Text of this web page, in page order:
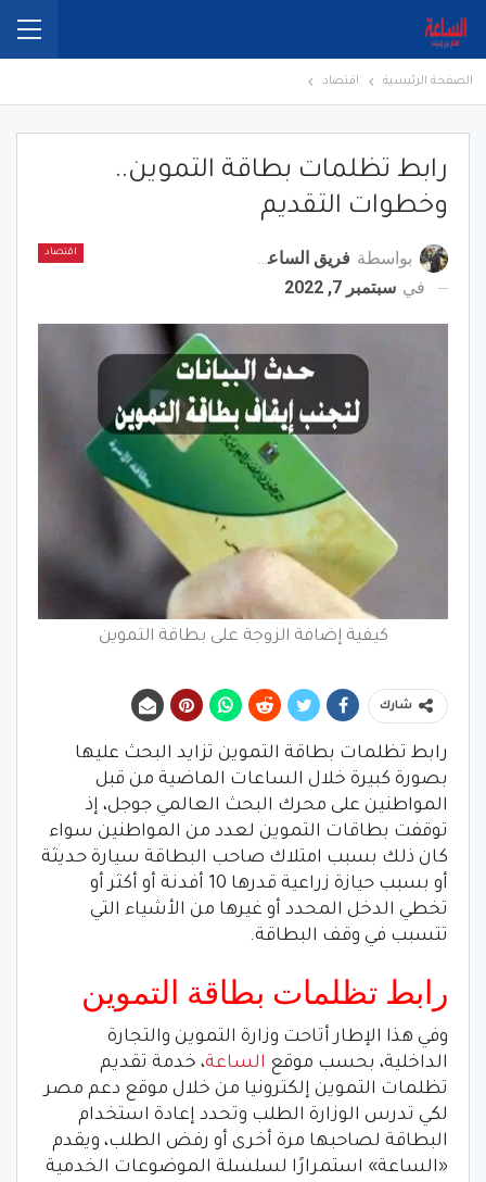
الصفحة الرئيسية اقتصاد
رابط تظلمات بطاقة التموين..
وخطوات التقديم
اقتصاد بواسطة فريق الساعة برس
في سبتمبر 7, 2022
كيفية إضافة الزوجة على بطاقة التموين
شارك
رابط تظلمات بطاقة التموين تزايد البحث عليها
بصورة كبيرة خلال الساعات الماضية من قبل
المواطنين على محرك البحث العالمي جوجل، إذ
توقفت بطاقات التموين لعدد من المواطنين سواء
كان ذلك بسبب امتلاك صاحب البطاقة سيارة حديثة
أو بسبب حيازة زراعية قدرها 10 أفدنة أو أكثر أو
تخطي الدخل المحدد أو غيرها من الأشياء التي
تتسبب في وقف البطاقة.
رابط تظلمات بطاقة التموين
وفي هذا الإطار أتاحت وزارة التموين والتجارة
الداخلية، بحسب موقع الساعة، خدمة تقديم
تظلمات التموين إلكترونيا من خلال موقع دعم مصر
لكي تدرس الوزارة الطلب وتحدد إعادة استخدام
البطاقة لصاحبها مرة أخرى أو رفض الطلب، ويقدم
«الساعة» استمرارًا لسلسلة الموضوعات الخدمية